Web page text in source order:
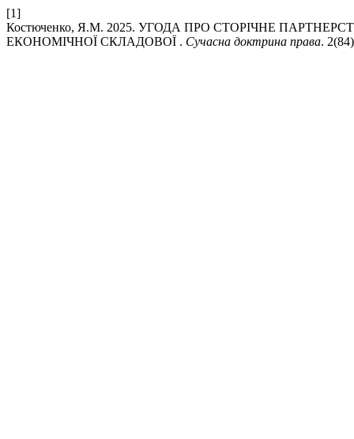
[1]
Костюченко, Я.М. 2025. УГОДА ПРО СТОРІЧНЕ
ЕКОНОМІЧНОЇ СКЛАДОВОЇ . Сучасна доктрина права.